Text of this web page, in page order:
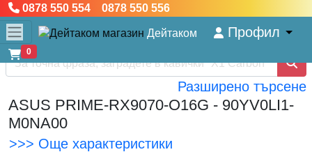
0878 550 554 0878 550 556
Дейтаком Профил
0
Разширено търсене
ASUS PRIME-RX9070-O16G - 90YV0LI1-
M0NA00
>>> Още характеристики